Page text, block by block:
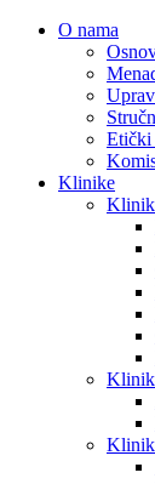
O nama
Etički
Klinike